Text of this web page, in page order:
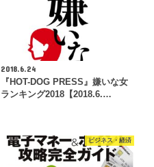
2018.6.24
『HOT-DOG PRESS』嫌いな女
ランキング2018【2018.6.…
ビジネス・経済